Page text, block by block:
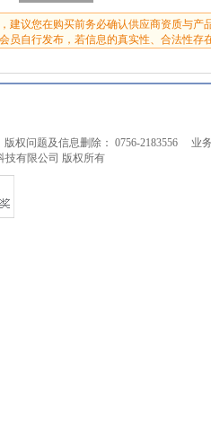
建议您在购买前务必确认供应商资质与产
自行发布，若信息的真实性、合法性存
版权问题及信息删除： 0756-2183556
业
技有限公司 版权所有